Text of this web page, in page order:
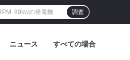
調査
ニュース すべての場合